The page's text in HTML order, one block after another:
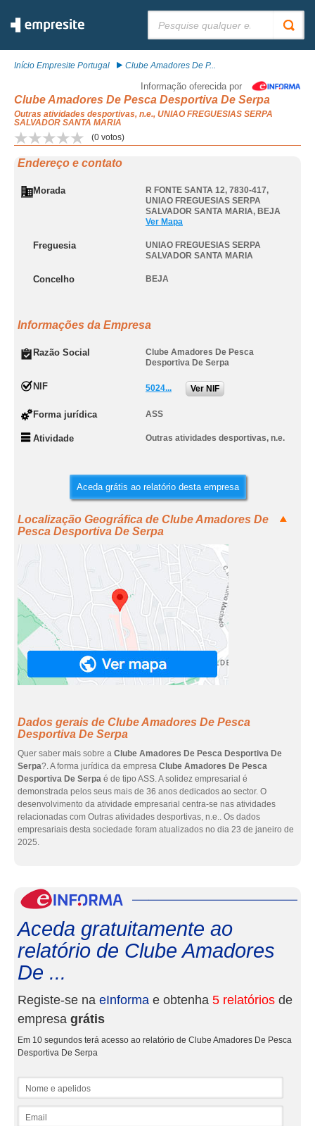
Início Empresite Portugal Clube Amadores De P...
Informação oferecida por
Clube Amadores De Pesca Desportiva De Serpa
Outras atividades desportivas, n.e., UNIAO FREGUESIAS SERPA
SALVADOR SANTA MARIA
(0 votos)
Endereço e contato
Morada R FONTE SANTA 12, 7830-417,
UNIAO FREGUESIAS SERPA
SALVADOR SANTA MARIA, BEJA
Ver Mapa
Freguesia
UNIAO FREGUESIAS SERPA
SALVADOR SANTA MARIA
Concelho BEJA
Informações da Empresa
Razão Social
Clube Amadores De Pesca
Desportiva De Serpa
NIF 5024... Ver NIF
Forma jurídica ASS
Atividade Outras atividades desportivas, n.e.
Aceda grátis ao relatório desta empresa
Localização Geográfica de Clube Amadores De
Pesca Desportiva De Serpa
Dados gerais de Clube Amadores De Pesca
Desportiva De Serpa
Quer saber mais sobre a Clube Amadores De Pesca Desportiva De
Serpa?. A forma jurídica da empresa Clube Amadores De Pesca
Desportiva De Serpa é de tipo ASS. A solidez empresarial é
demonstrada pelos seus mais de 36 anos dedicados ao sector. O
desenvolvimento da atividade empresarial centra-se nas atividades
relacionadas com Outras atividades desportivas, n.e.. Os dados
empresariais desta sociedade foram atualizados no dia 23 de janeiro de
2025.
Aceda gratuitamente ao
relatório de Clube Amadores
De ...
Registe-se na eInforma e obtenha 5 relatórios de
empresa grátis
Em 10 segundos terá acesso ao relatório de Clube Amadores De Pesca
Desportiva De Serpa